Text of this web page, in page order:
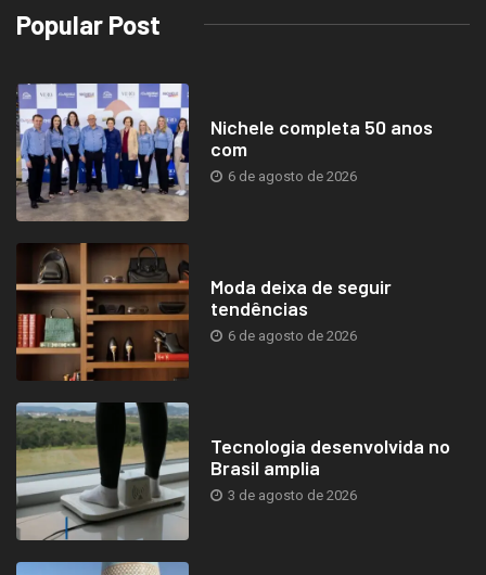
Popular Post
Nichele completa 50 anos
com
6 de agosto de 2026
Moda deixa de seguir
tendências
6 de agosto de 2026
Tecnologia desenvolvida no
Brasil amplia
3 de agosto de 2026